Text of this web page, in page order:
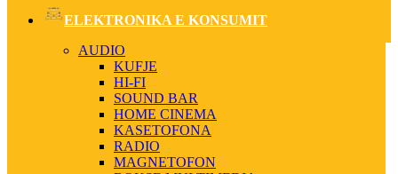
ELEKTRONIKA E KONSUMIT
AUDIO
KUFJE
HI-FI
SOUND BAR
HOME CINEMA
KASETOFONA
RADIO
MAGNETOFON